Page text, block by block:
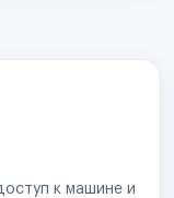
к машине и